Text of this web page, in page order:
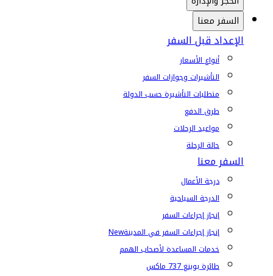
السفر معنا
الإعداد قبل السفر
أنواع الأسعار
التأشيرات وجوازات السفر
متطلبات التأشيرة حسب الدولة
طرق الدفع
مواعيد الرحلات
حالة الرحلة
السفر معنا
درجة الأعمال
الدرجة السياحية
إنجاز إجراءات السفر
إنجاز إجراءات السفر في المدينةNew
خدمات المساعدة لأصحاب الهمم
طائرة بوينغ 737 ماكس